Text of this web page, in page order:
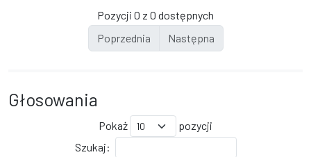
Pozycji 0 z 0 dostępnych
Poprzednia
Następna
Głosowania
Pokaż
pozycji
Szukaj: